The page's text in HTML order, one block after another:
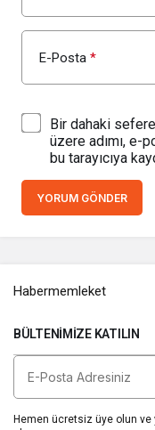
E-Posta *
Bir dahaki
üzere adımı,
bu tarayıcıya
YORUM GÖNDER
Habermemleket
BÜLTENIMIZE KATILIN
Hemen ücretsiz üye olun